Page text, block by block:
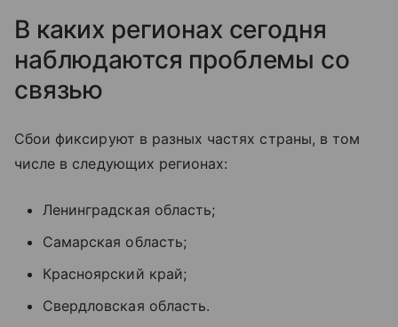
В каких регионах сегодня
наблюдаются проблемы со
связью
Сбои фиксируют в разных частях страны, в том
числе в следующих регионах:
Ленинградская область;
Самарская область;
Красноярский край;
Свердловская область.